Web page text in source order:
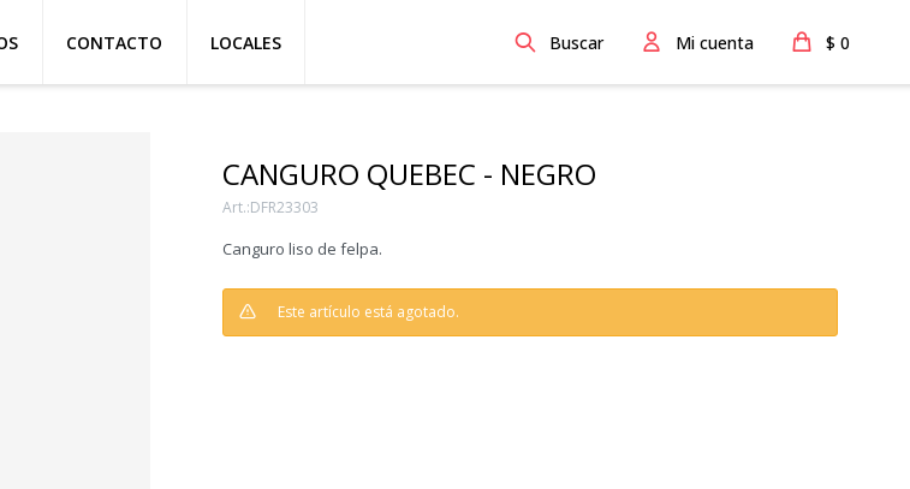
CONTACTO LOCALES $ 0
CANGURO QUEBEC - NEGRO
DFR23303
Canguro liso de felpa.
Este artículo está agotado.